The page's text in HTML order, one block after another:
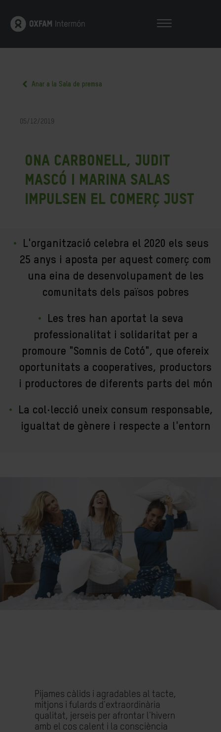
Anar a la Sala de premsa
05/12/2019
Ona Carbonell, Judit
Mascó i Marina Salas
impulsen el comerç just
L'organització celebra el 2020 els seus
25 anys i aposta per aquest comerç com
una eina de desenvolupament de les
comunitats dels països pobres
Les tres han aportat la seva
professionalitat i solidaritat per a
promoure "Somnis de Cotó", que ofereix
oportunitats a cooperatives, productors
i productores de diferents parts del món
La col·lecció uneix consum responsable,
igualtat de gènere i respecte a l'entorn
Pijames càlids i agradables al tacte,
mitjons i fulards d'extraordinària
qualitat, jerseis per afrontar l'hivern
amb el cos calent i la consciència